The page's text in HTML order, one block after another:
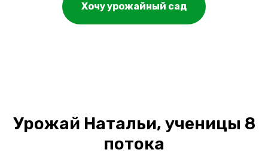
Хочу урожайный сад
Урожай Натальи, ученицы 8
потока